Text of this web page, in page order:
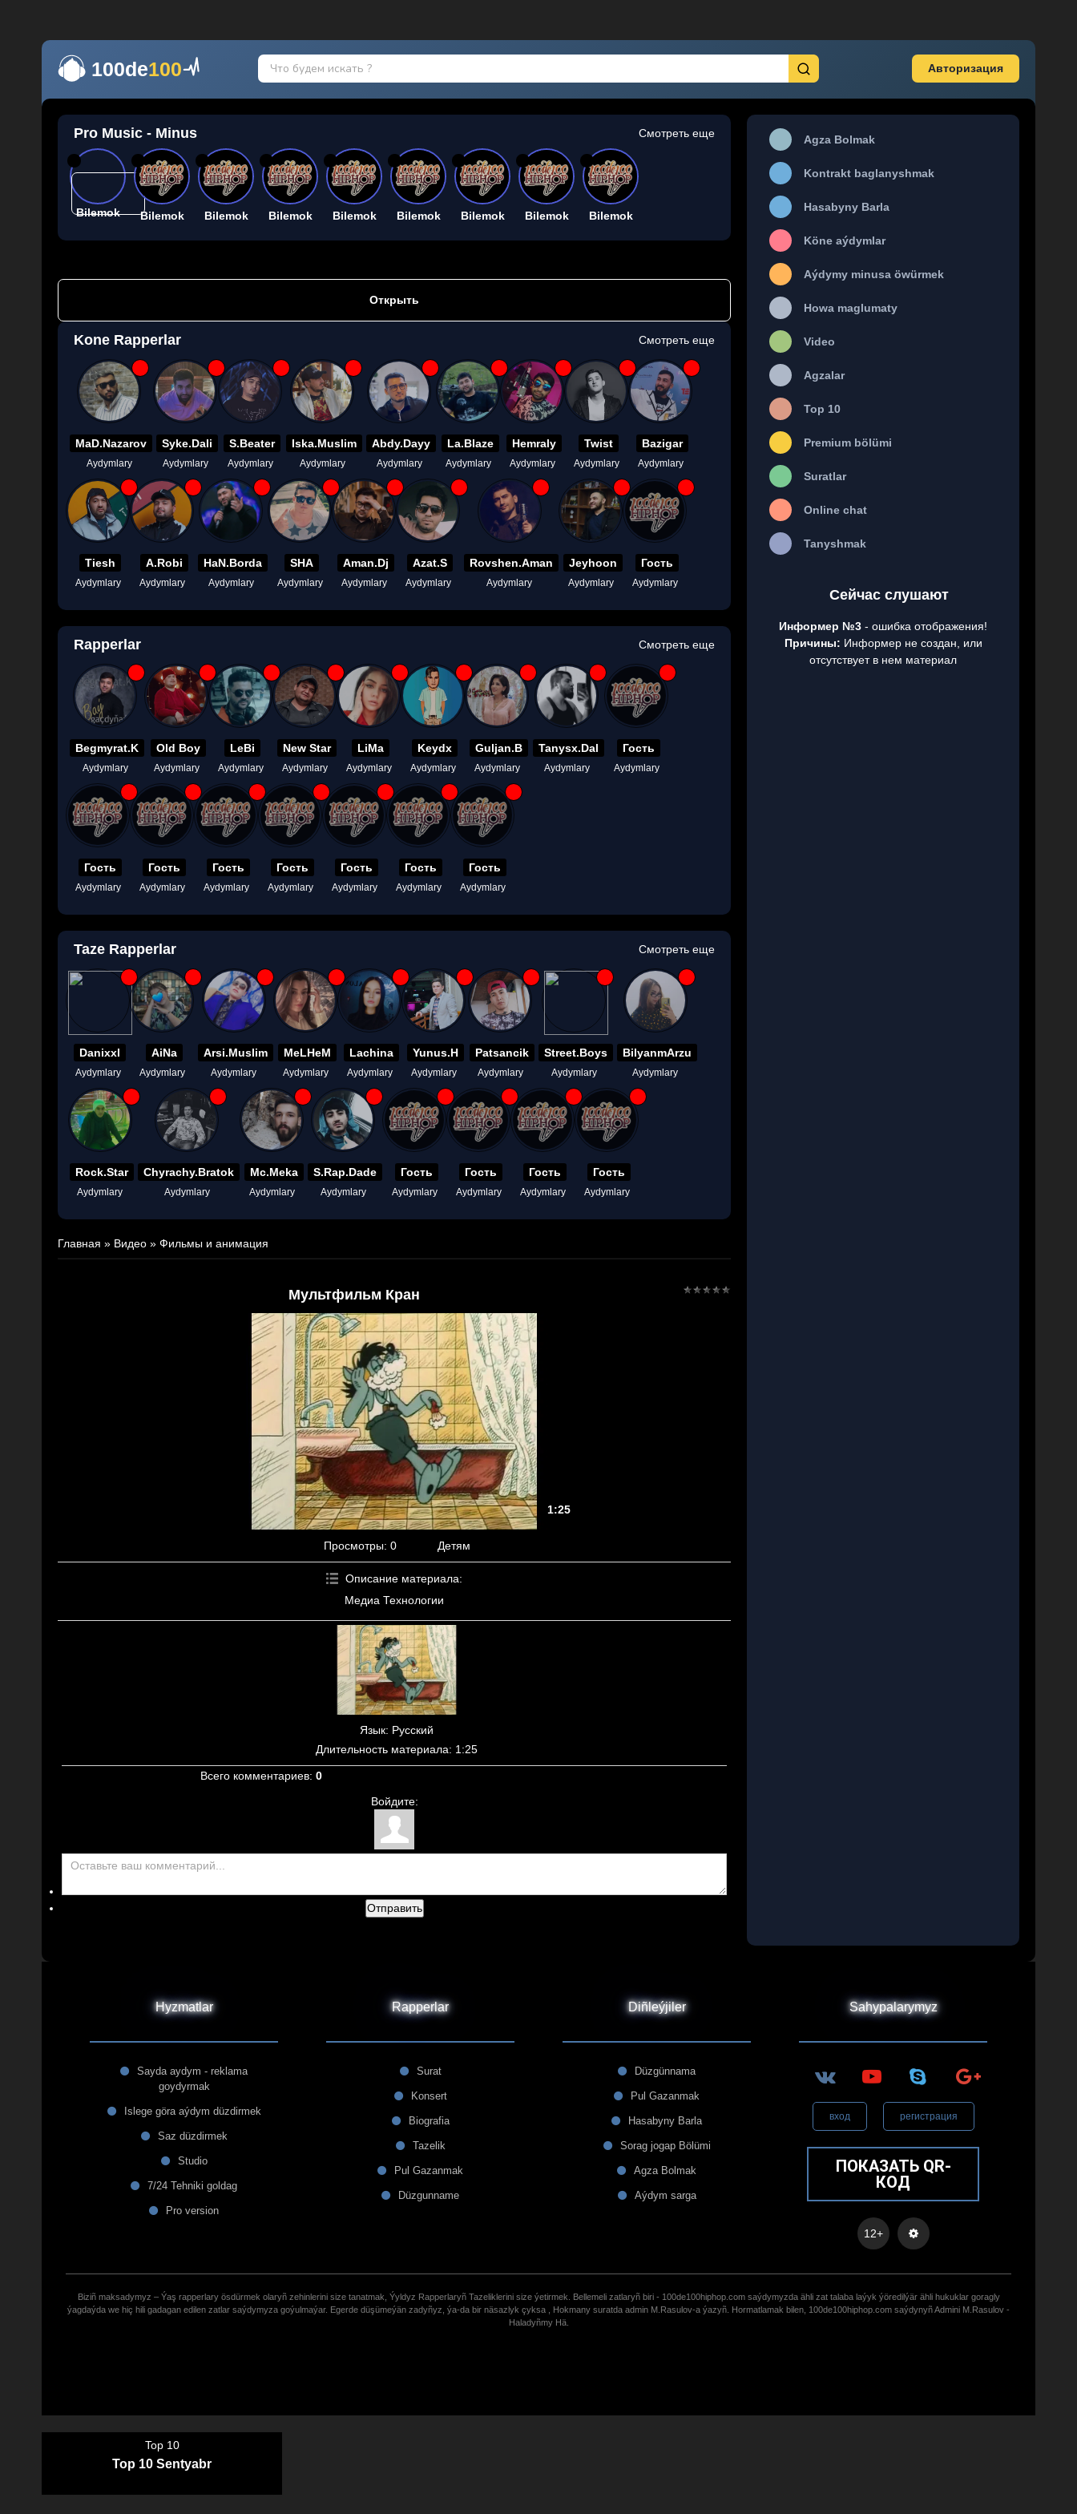
100de100 Авторизация
Pro Music - Minus Смотреть еще
Bilemok Bilemok Bilemok Bilemok Bilemok Bilemok Bilemok Bilemok Bilemok
Открыть
Kone Rapperlar Смотреть еще
MaD.Nazarov
Aydymlary
Syke.Dali
Aydymlary
S.Beater
Aydymlary
Iska.Muslim
Aydymlary
Abdy.Dayy
Aydymlary
La.Blaze
Aydymlary
Hemraly
Aydymlary
Twist
Aydymlary
Bazigar
Aydymlary
Tiesh
Aydymlary
A.Robi
Aydymlary
HaN.Borda
Aydymlary
SHA
Aydymlary
Aman.Dj
Aydymlary
Azat.S
Aydymlary
Rovshen.Aman
Aydymlary
Jeyhoon
Aydymlary
Гость
Aydymlary
Rapperlar Смотреть еще
Begmyrat.K
Aydymlary
Old Boy
Aydymlary
LeBi
Aydymlary
New Star
Aydymlary
LiMa
Aydymlary
Keydx
Aydymlary
Guljan.B
Aydymlary
Tanysx.Dal
Aydymlary
Гость
Aydymlary
Гость
Aydymlary
Гость
Aydymlary
Гость
Aydymlary
Гость
Aydymlary
Гость
Aydymlary
Гость
Aydymlary
Гость
Aydymlary
Taze Rapperlar Смотреть еще
Danixxl
Aydymlary
AiNa
Aydymlary
Arsi.Muslim
Aydymlary
MeLHeM
Aydymlary
Lachina
Aydymlary
Yunus.H
Aydymlary
Patsancik
Aydymlary
Street.Boys
Aydymlary
BilyanmArzu
Aydymlary
Rock.Star
Aydymlary
Chyrachy.Bratok
Aydymlary
Mc.Meka
Aydymlary
S.Rap.Dade
Aydymlary
Гость
Aydymlary
Гость
Aydymlary
Гость
Aydymlary
Гость
Aydymlary
Главная » Видео » Фильмы и анимация
Мультфильм Кран
1:25
Просмотры: 0 Детям
Описание материала:
Медиа Технологии
Язык: Русский
Длительность материала: 1:25
Всего комментариев: 0
Войдите:
Отправить
Agza Bolmak
Kontrakt baglanyshmak
Hasabyny Barla
Köne aýdymlar
Aýdymy minusa öwürmek
Howa maglumaty
Video
Agzalar
Top 10
Premium bölümi
Suratlar
Online chat
Tanyshmak
Сейчас слушают
Информер №3 - ошибка отображения!
Причины: Информер не создан, или
отсутствует в нем материал
Hyzmatlar
Sayda aydym - reklama
goydyrmak
Islege göra aýdym düzdirmek
Saz düzdirmek
Studio
7/24 Tehniki goldag
Pro version
Rapperlar
Surat
Konsert
Biografia
Tazelik
Pul Gazanmak
Düzgunname
Diñleýjiler
Düzgünnama
Pul Gazanmak
Hasabyny Barla
Sorag jogap Bölümi
Agza Bolmak
Aýdym sarga
Sahypalarymyz
вход регистрация
ПОКАЗАТЬ QR-
КОД
12+
Biziñ maksadymyz – Ýaş rapperlary ösdürmek olaryñ zehinlerini size tanatmak, Ýyldyz Rapperlaryñ Tazeliklerini size ýetirmek. Bellemeli zatlaryñ biri - 100de100hiphop.com saýdymyzda ähli zat talaba laýyk ýöredilýär ähli hukuklar goragly
ýagdaýda we hiç hili gadagan edilen zatlar saýdymyza goýulmaýar. Egerde düşümeýän zadyñyz, ýa-da bir näsazlyk çyksa , Hokmany suratda admin M.Rasulov-a ýazyñ. Hormatlamak bilen, 100de100hiphop.com saýdynyñ Admini M.Rasulov -
Haladyñmy Hä.
Top 10
Top 10 Sentyabr